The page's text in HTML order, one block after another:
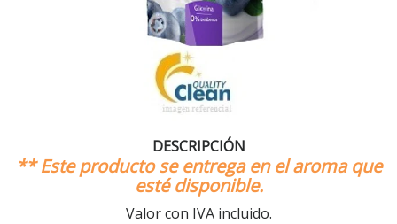
DESCRIPCIÓN
** Este producto se entrega en el aroma que
esté disponible.
Valor con IVA incluido.